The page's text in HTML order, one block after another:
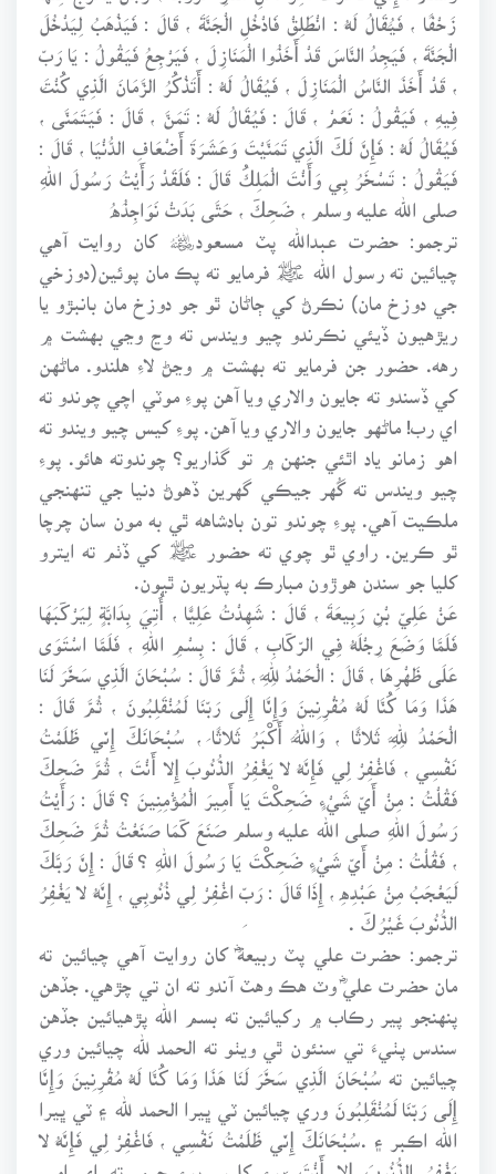
زَحْفًا ، فَيُقَالُ لَهُ : انْطَلِقْ فَادْخُلِ الْجَنَّةَ ، قَالَ : فَيَذْهَبُ لِيَدْخُلَ
الْجَنَّةَ ، فَيَجِدُ النَّاسَ قَدْ أَخَذُوا الْمَنَازِلَ ، فَيَرْجِعُ فَيَقُولُ : يَا رَبِّ
، قَدْ أَخَذَ النَّاسُ الْمَنَازِلَ ، فَيُقَالُ لَهُ : أَتَذْكُرُ الزَّمَانَ الَّذِي كُنْتَ
فِيهِ ، فَيَقُولُ : نَعَمْ ، قَالَ : فَيُقَالُ لَهُ : تَمَنَّ ، قَالَ : فَيَتَمَنَّى ،
فَيُقَالُ لَهُ : فَإِنَّ لَكَ الَّذِي تَمَنَّيْتَ وَعَشَرَةَ أَضْعَافِ الدُّنْيَا ، قَالَ :
فَيَقُولُ : تَسْخَرُ بِي وَأَنْتَ الْمَلِكُ قَالَ : فَلَقَدْ رَأَيْتُ رَسُولَ اللهِ
صلى الله عليه وسلم ، ضَحِكَ ، حَتَّى بَدَتْ نَوَاجِذُهُ
ترجمو: حضرت عبدالله پٽ مسعود﷦ کان روايت آهي
چيائين ته رسول الله ﷺ فرمايو ته پڪ مان پوئين(دوزخي
جي دوزخ مان) نڪرڻ کي ڄاڻان ٿو جو دوزخ مان بانبڙو يا
ريڙهيون ڏيئي نڪرندو چيو ويندس ته وڃ وڃي بهشت ۾
رهه. حضور جن فرمايو ته بهشت ۾ وڃڻ لاءِ هلندو. ماڻهن
کي ڏسندو ته جايون والاري ويا آهن پوءِ موٽي اچي چوندو ته
اي رب! ماڻهو جايون والاري ويا آهن. پوءِ کيس چيو ويندو ته
اهو زمانو ياد اٿئي جنهن ۾ تو گذاريو؟ چوندوته هائو. پوءِ
چيو ويندس ته گُهر جيڪي گهرين ڏهوڻ دنيا جي تنهنجي
ملڪيت آهي. پوءِ چوندو تون بادشاهه ٿي به مون سان چرچا
ٿو ڪرين. راوي ٿو چوي ته حضور ﷺ کي ڏٺم ته ايترو
کليا جو سندن هوڙون مبارڪ به پڌريون ٿيون.
عَنْ عَلِيِّ بْنِ رَبِيعَةَ ، قَالَ : شَهِدْتُ عَلِيًّا ، أُتِيَ بِدَابَّةٍ لِيَرْكَبَهَا
فَلَمَّا وَضَعَ رِجْلَهُ فِي الرِّكَابِ ، قَالَ : بِسْمِ اللهِ ، فَلَمَّا اسْتَوَى
عَلَى ظَهْرِهَا ، قَالَ : الْحَمْدُ لِلَّهِ ، ثُمَّ قَالَ : سُبْحَانَ الَّذِي سَخَّرَ لَنَا
هَذَا وَمَا كُنَّا لَهُ مُقْرِنِينَ وَإِنَّا إِلَى رَبِّنَا لَمُنْقَلِبُونَ ، ثُمَّ قَالَ :
الْحَمْدُ لِلَّهِ ثَلاثًا ، وَاللَّهُ أَكْبَرُ ثَلاثًا ، سُبْحَانَكَ إِنِّي ظَلَمْتُ
نَفْسِي ، فَاغْفِرْ لِي فَإِنَّهُ لا يَغْفِرُ الذُّنُوبَ إِلا أَنْتَ ، ثُمَّ ضَحِكَ
فَقُلْتُ : مِنْ أَيِّ شَيْءٍ ضَحِكْتَ يَا أَمِيرَ الْمُؤْمِنِينَ ؟ قَالَ : رَأَيْتُ
رَسُولَ اللهِ صلى الله عليه وسلم صَنَعَ كَمَا صَنَعْتُ ثُمَّ ضَحِكَ
، فَقُلْتُ : مِنْ أَيِّ شَيْءٍ ضَحِكْتَ يَا رَسُولَ اللهِ ؟ قَالَ : إِنَّ رَبَّكَ
لَيَعْجَبُ مِنْ عَبْدِهِ ، إِذَا قَالَ : رَبِّ اغْفِرْ لِي ذُنُوبِي ، إِنَّهُ لا يَغْفِرُ
الذُّنُوبَ غَيْرُكَ .
ترجمو: حضرت علي پٽ ربيعةؓ کان روايت آهي چيائين ته
مان حضرت عليؓ وٽ هڪ وهٽ آندو ته ان تي چڙهي. جڏهن
پنهنجو پير رڪاب ۾ رکيائين ته بسم الله پڙهيائين جڏهن
سندس پٺيءَ تي سنئون ٿي ويٺو ته الحمد لله چيائين وري
چيائين ته سُبْحَانَ الَّذِي سَخَّرَ لَنَا هَذَا وَمَا كُنَّا لَهُ مُقْرِنِينَ وَإِنَّا
إِلَى رَبِّنَا لَمُنْقَلِبُونَ وري چيائين ٽي ڀيرا الحمد لله ۽ ٽي ڀيرا
الله اڪبر ۽ .سُبْحَانَكَ إِنِّي ظَلَمْتُ نَفْسِي ، فَاغْفِرْ لِي فَإِنَّهُ لا
يَغْفِرُ الذُّنُوبَ إِلا أَنْتَ پوءِ کليو. پوءِ چيم ته اي امير